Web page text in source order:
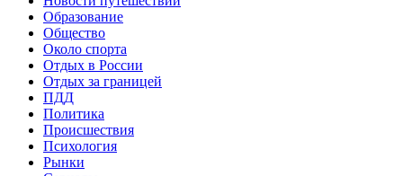
Образование
Общество
Около спорта
Отдых в России
Отдых за границей
ПДД
Политика
Происшествия
Психология
Рынки